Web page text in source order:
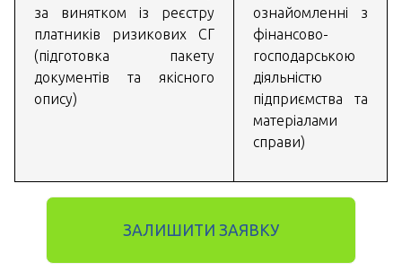
за винятком із реєстру
платників ризикових СГ
(підготовка пакету
документів та якісного
опису)
ознайомленні з
фінансово-
господарською
діяльністю
підприємства та
матеріалами
справи)
ЗАЛИШИТИ ЗАЯВКУ